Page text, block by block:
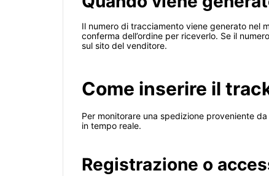
Il numero di tracciamento viene generato nel
conferma dell’ordine per riceverlo. Se il
sul sito del venditore.
Come inserire il
Per monitorare una spedizione proveniente
in tempo reale.
Registrazione o